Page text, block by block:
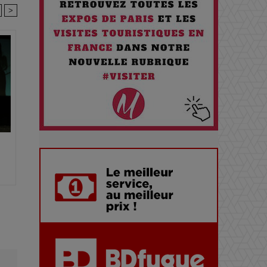
>
Comment Prendre Soin de sa
Santé quand on Roule toute la
Journée
Pourquoi les Petites
Entreprises Créatives Deviennent
les Cibles des Hackers
pour des vacances sportives !
Quand l'Opéra Rencontre l'IA :
Lola Volonakis, l'Artiste du
Paradoxe qui Chante le Futur